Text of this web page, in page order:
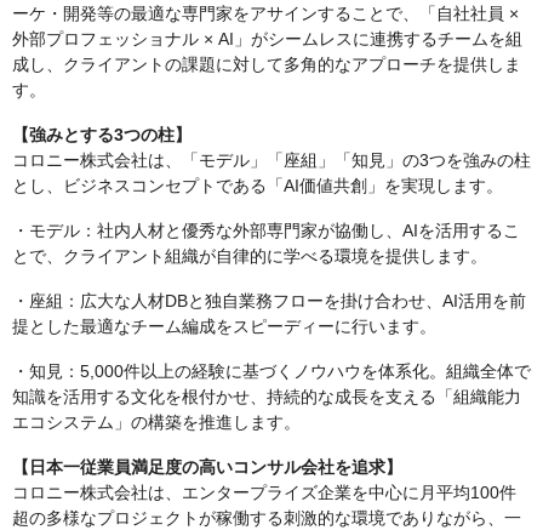
ーケ・開発等の最適な専門家をアサインすることで、「自社社員 ×
外部プロフェッショナル × AI」がシームレスに連携するチームを組
成し、クライアントの課題に対して多角的なアプローチを提供しま
す。
【強みとする3つの柱】
コロニー株式会社は、「モデル」「座組」「知見」の3つを強みの柱
とし、ビジネスコンセプトである「AI価値共創」を実現します。
・モデル：社内人材と優秀な外部専門家が協働し、AIを活用するこ
とで、クライアント組織が自律的に学べる環境を提供します。
・座組：広大な人材DBと独自業務フローを掛け合わせ、AI活用を前
提とした最適なチーム編成をスピーディーに行います。
・知見：5,000件以上の経験に基づくノウハウを体系化。組織全体で
知識を活用する文化を根付かせ、持続的な成長を支える「組織能力
エコシステム」の構築を推進します。
【日本一従業員満足度の高いコンサル会社を追求】
コロニー株式会社は、エンタープライズ企業を中心に月平均100件
超の多様なプロジェクトが稼働する刺激的な環境でありながら、一